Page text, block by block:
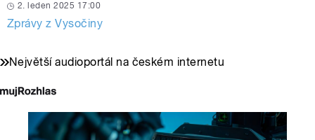
2. leden 2025 17:00
Zprávy z Vysočiny
Největší audioportál na českém internetu